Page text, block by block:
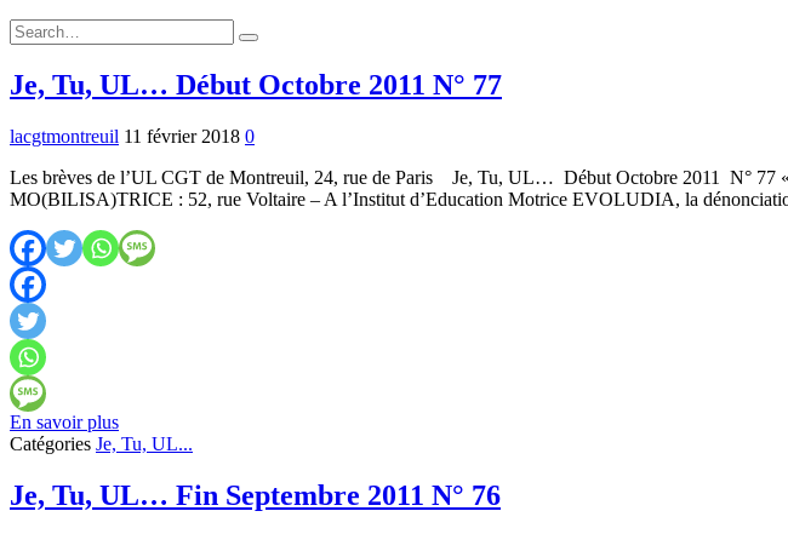
Expand
Search
Form
Search
Je, Tu, UL… Début Octobre 2011 N° 77
lacgtmontreuil 11 février 2018 0
Les brèves de l’UL CGT de Montreuil, 24, rue de Paris Je, Tu, UL… Début Octobre 2011 N° 77
MO(BILISA)TRICE : 52, rue Voltaire – A l’Institut d’Education Motrice EVOLUDIA, la
En savoir plusJe,
Tu,
Début
Octobre
Catégories Je, Tu, UL...
Je, Tu, UL… Fin Septembre 2011 N° 76